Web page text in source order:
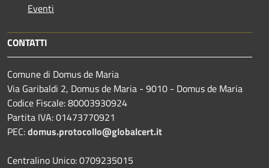
Eventi
CONTATTI
Comune di Domus de Maria
Via Garibaldi 2, Domus de Maria - 9010 - Domus de Maria
Codice Fiscale: 80003930924
Partita IVA: 01473770921
PEC:domus.protocollo@globalcert.it
Centralino Unico: 0709235015